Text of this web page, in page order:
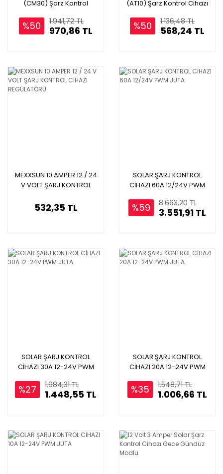
(CM30) Şarz Kontrol
%50 1.941,72 TL
970,86 TL
(AT10) Şarz Kontrol Cihazı
%50 1.136,48 TL
568,24 TL
MEXXSUN 10 AMPER 12 / 24
V VOLT ŞARJ KONTROL
532,35 TL
SOLAR ŞARJ KONTROL
CİHAZI 60A 12/24V PWM
%59 8.663,20 TL
3.551,91 TL
SOLAR ŞARJ KONTROL
CİHAZI 30A 12-24V PWM
%27 1.984,31 TL
1.448,55 TL
SOLAR ŞARJ KONTROL
CİHAZI 20A 12-24V PWM
%35 1.548,71 TL
1.006,66 TL